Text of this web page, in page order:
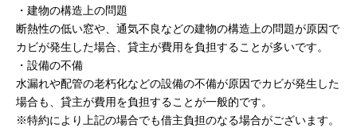
・建物の構造上の問題
断熱性の低い窓や、通気不良などの建物の構造上の問題が原因で
カビが発生した場合、貸主が費用を負担することが多いです。
・設備の不備
水漏れや配管の老朽化などの設備の不備が原因でカビが発生した
場合も、貸主が費用を負担することが一般的です。
※特約により上記の場合でも借主負担のなる場合がございます。